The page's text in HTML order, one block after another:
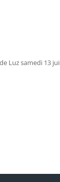
Luz samedi 13